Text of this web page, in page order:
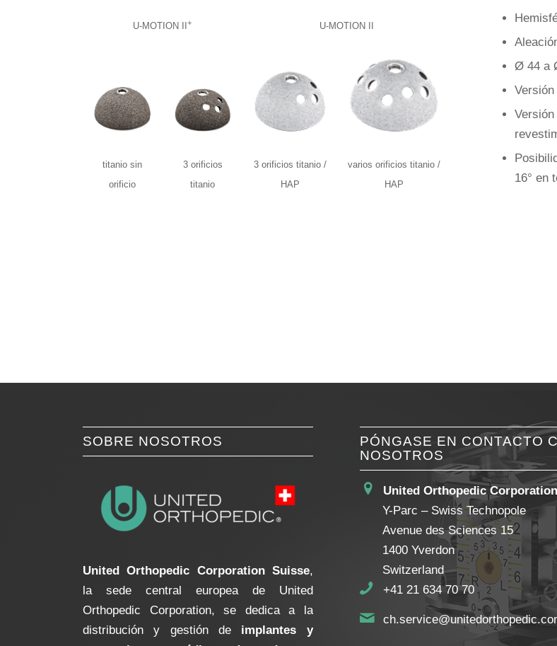
U-MOTION II+ U-MOTION II
titanio sin
orificio
3 orificios
titanio
3 orificios titanio /
HAP
varios orificios titanio /
HAP
Ø 44 a
16° en
SOBRE NOSOTROS
United Orthopedic Corporation Suisse,
la sede central europea de United
Orthopedic Corporation, se dedica a la
distribución y gestión de implantes y
PÓNGASE EN CONTACTO
NOSOTROS
United Orthopedic Corporation
Y-Parc – Swiss Technopole
Avenue des Sciences 15
1400 Yverdon
Switzerland
+41 21 634 70 70